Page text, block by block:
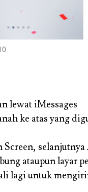
lewat iMessages
ke atasyang
Screen,
ataupun layar
lagi untuk